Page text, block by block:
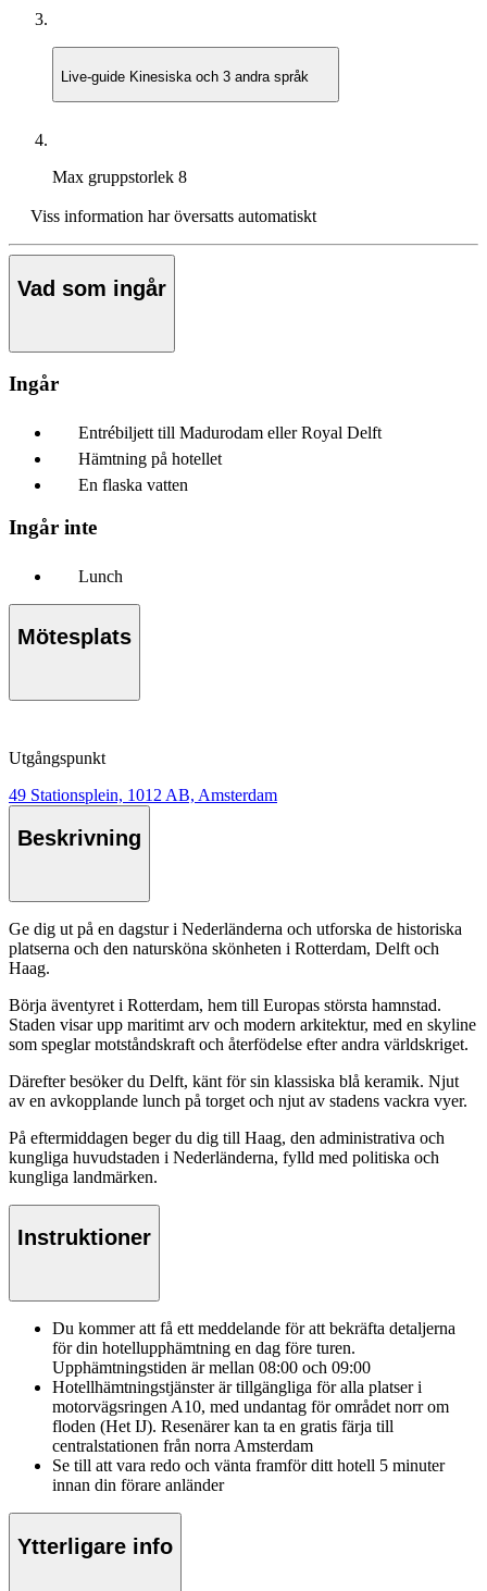
Live-guide Kinesiska och 3 andra språk
Max gruppstorlek 8
Viss information har översatts automatiskt
Vad som ingår
Ingår
Entrébiljett till Madurodam eller Royal Delft
Hämtning på hotellet
En flaska vatten
Ingår inte
Lunch
Mötesplats
Utgångspunkt
49 Stationsplein, 1012 AB, Amsterdam
Beskrivning
Ge dig ut på en dagstur i Nederländerna och utforska de historiska
platserna och den natursköna skönheten i Rotterdam, Delft och
Haag.
Börja äventyret i Rotterdam, hem till Europas största hamnstad.
Staden visar upp maritimt arv och modern arkitektur, med en skyline
som speglar motståndskraft och återfödelse efter andra världskriget.
Därefter besöker du Delft, känt för sin klassiska blå keramik. Njut
av en avkopplande lunch på torget och njut av stadens vackra vyer.
På eftermiddagen beger du dig till Haag, den administrativa och
kungliga huvudstaden i Nederländerna, fylld med politiska och
kungliga landmärken.
Instruktioner
Du kommer att få ett meddelande för att bekräfta detaljerna
för din hotellupphämtning en dag före turen.
Upphämtningstiden är mellan 08:00 och 09:00
Hotellhämtningstjänster är tillgängliga för alla platser i
motorvägsringen A10, med undantag för området norr om
floden (Het IJ). Resenärer kan ta en gratis färja till
centralstationen från norra Amsterdam
Se till att vara redo och vänta framför ditt hotell 5 minuter
innan din förare anländer
Ytterligare info